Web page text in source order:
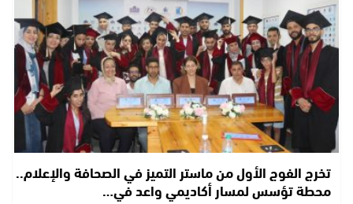
تخرج الفوج الأول من ماستر التميز في الصحافة والإعلام..
محطة تؤسس لمسار أكاديمي واعد في…